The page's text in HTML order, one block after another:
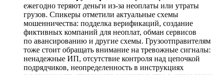
ежегодно теряют деньги из-за неоплаты или утраты
грузов. Спикеры отметили актуальные схемы
мошенничества: подделка верификаций, создание
фиктивных компаний для неоплат, обман сервисов
по авансированию и другие схемы. Грузоотправителям
тоже стоит обращать внимание на тревожные сигналы:
ненадежные ИП, отсутствие контроля над цепочкой
подрядчиков, неопределенность в инструкциях